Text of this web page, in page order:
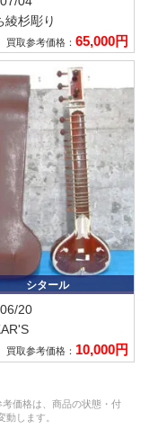
綾杉彫り
買取参考価格：65,000円
シタール
20
買取参考価格： 10,000円
価格は、商品の状態・付
動します。